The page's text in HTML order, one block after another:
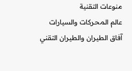
منوعات التقنية
عالم المحركات والسيارات
آفاق الطيران والطيران التقني